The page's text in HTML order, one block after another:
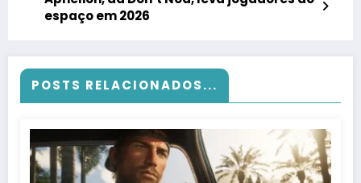
espaço em 2026
POSTS RELACIONADOS...